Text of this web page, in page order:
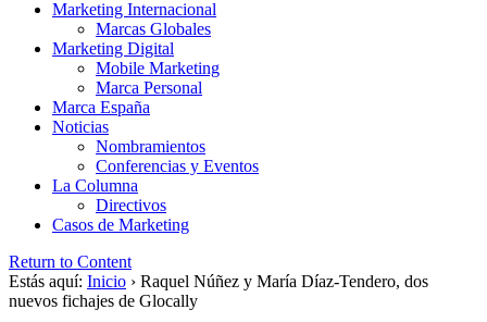
Marketing Internacional
Marcas Globales
Marketing Digital
Mobile Marketing
Marca Personal
Marca España
Noticias
Nombramientos
Conferencias y Eventos
La Columna
Directivos
Casos de Marketing
Return to Content
Estás aquí: Inicio › Raquel Núñez y María Díaz-Tendero, dos
nuevos fichajes de Glocally